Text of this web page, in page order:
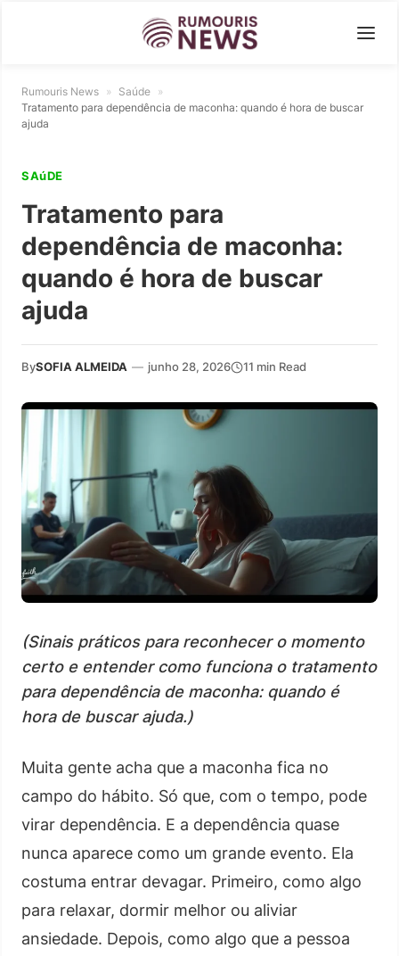
Rumouris News » Saúde »
Tratamento para dependência de maconha: quando é hora de buscar
ajuda
SAúDE
Tratamento para
dependência de maconha:
quando é hora de buscar
ajuda
BySOFIA ALMEIDA — junho 28, 2026 11 min Read
(Sinais práticos para reconhecer o momento
certo e entender como funciona o tratamento
para dependência de maconha: quando é
hora de buscar ajuda.)
Muita gente acha que a maconha fica no
campo do hábito. Só que, com o tempo, pode
virar dependência. E a dependência quase
nunca aparece como um grande evento. Ela
costuma entrar devagar. Primeiro, como algo
para relaxar, dormir melhor ou aliviar
ansiedade. Depois, como algo que a pessoa